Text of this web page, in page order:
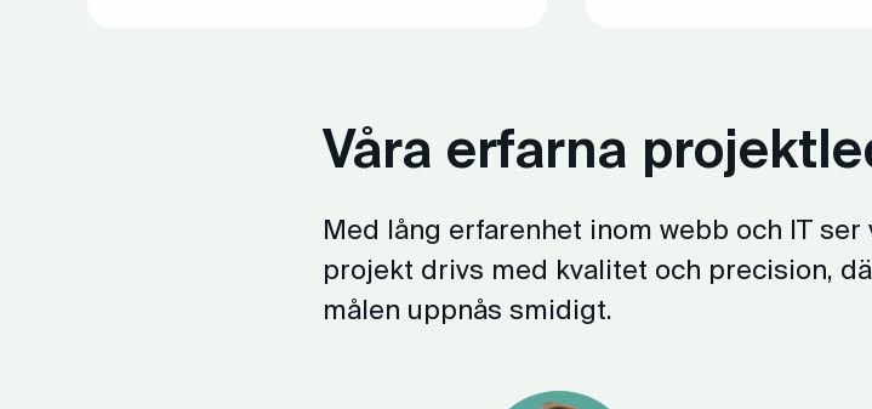
Våra erfarna
Med lång erfarenhet inom webb och IT
projekt drivs med kvalitet och precision,
målen uppnås smidigt.